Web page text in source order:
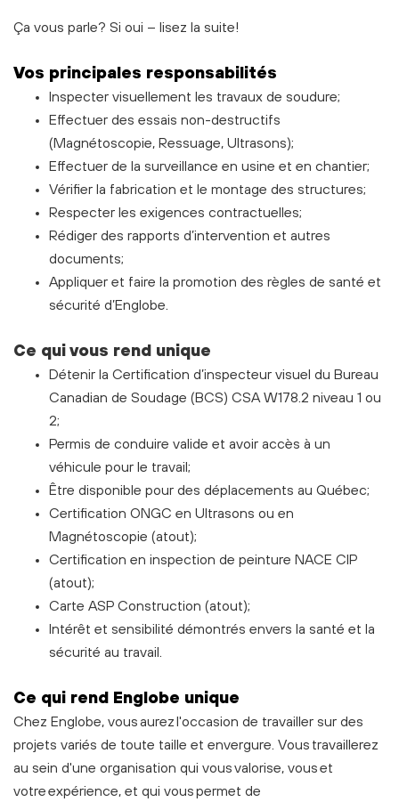
Ça vous parle? Si oui – lisez la suite!
Vos principales responsabilités
Inspecter visuellement les travaux de soudure;
Effectuer des essais non-destructifs
(Magnétoscopie, Ressuage, Ultrasons);
Effectuer de la surveillance en usine et en chantier;
Vérifier la fabrication et le montage des structures;
Respecter les exigences contractuelles;
Rédiger des rapports d’intervention et autres
documents;
Appliquer et faire la promotion des règles de santé et
sécurité d’Englobe.
Ce qui vous rend unique
Détenir la Certification d’inspecteur visuel du Bureau
Canadian de Soudage (BCS) CSA W178.2 niveau 1 ou
2;
Permis de conduire valide et avoir accès à un
véhicule pour le travail;
Être disponible pour des déplacements au Québec;
Certification ONGC en Ultrasons ou en
Magnétoscopie (atout);
Certification en inspection de peinture NACE CIP
(atout);
Carte ASP Construction (atout);
Intérêt et sensibilité démontrés envers la santé et la
sécurité au travail.
Ce qui rend Englobe unique
Chez Englobe, vous aurez l'occasion de travailler sur des
projets variés de toute taille et envergure. Vous travaillerez
au sein d'une organisation qui vous valorise, vous et
votre expérience, et qui vous permet de